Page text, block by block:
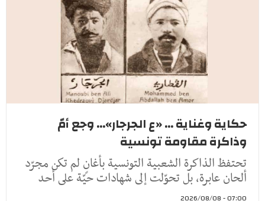
حكاية وغناية ... «ع الجرجار»... وجع أمّ
وذاكرة مقاومة تونسية
تحتفظ الذاكرة الشعبية التونسية بأغانٍ لم تكن مجرّد
ألحان عابرة، بل تحوّلت إلى شهادات حيّة على أحد
07:00 - 2026/08/08